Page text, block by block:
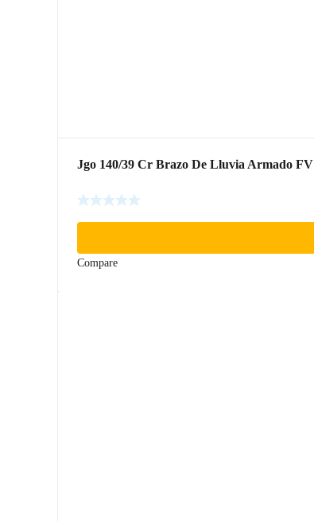
Jgo 140/39 Cr Brazo De Lluvia Armado FV
Compare